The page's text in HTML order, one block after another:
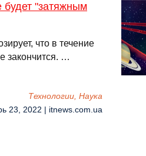
"затяжным
что в течение
закончится. …
Технологии, Наука
23, 2022 | itnews.com.ua